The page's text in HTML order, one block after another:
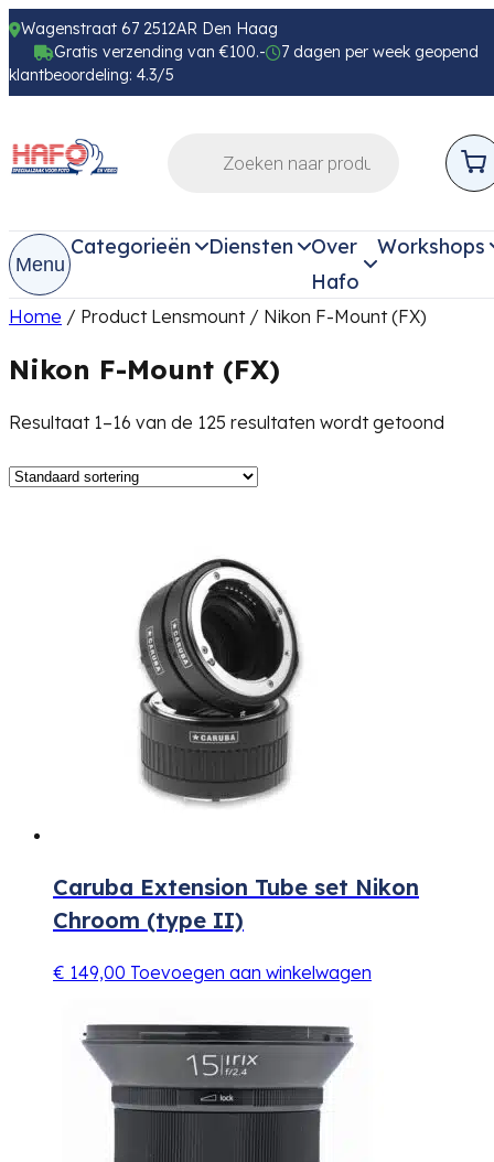
Wagenstraat 67 2512AR Den Haag
Gratis verzending van €100.-
7 dagen per week geopend
klantbeoordeling: 4.3/5
Menu
Categorieën Diensten
Over
Hafo
Workshops
Home / Product Lensmount / Nikon F-Mount (FX)
Nikon F-Mount (FX)
Resultaat 1–16 van de 125 resultaten wordt getoond
Caruba Extension Tube set Nikon
Chroom (type II)
€ 149,00 Toevoegen aan winkelwagen